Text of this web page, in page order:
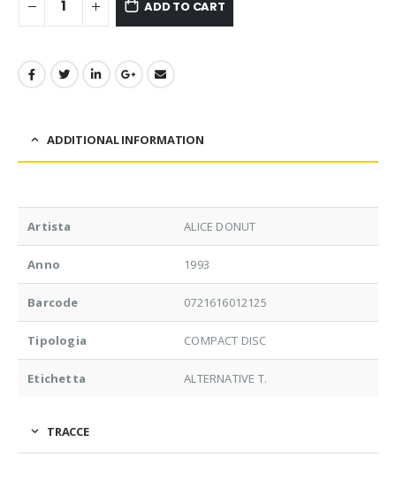
ADD TO CART
ADDITIONAL INFORMATION
Artista ALICE DONUT
Anno 1993
Barcode 0721616012125
Tipologia COMPACT DISC
Etichetta ALTERNATIVE T.
TRACCE